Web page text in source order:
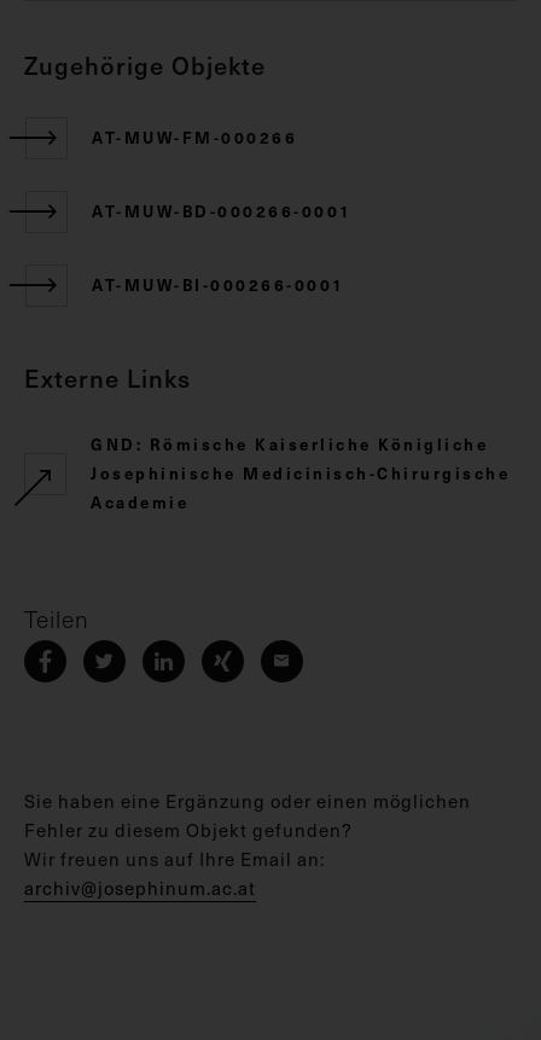
Zugehörige Objekte
AT-MUW-FM-000266
AT-MUW-BD-000266-0001
AT-MUW-BI-000266-0001
Externe Links
GND: Römische Kaiserliche Königliche
Josephinische Medicinisch-Chirurgische
Academie
Teilen
Sie haben eine Ergänzung oder einen möglichen
Fehler zu diesem Objekt gefunden?
Wir freuen uns auf Ihre Email an:
archiv@josephinum.ac.at